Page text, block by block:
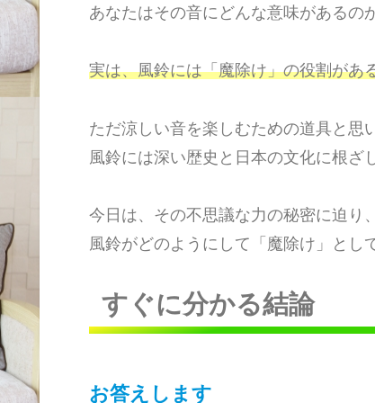
あなたはその音にどんな意味があるの
実は、風鈴には「魔除け」の役割があ
ただ涼しい音を楽しむための道具と思
風鈴には深い歴史と日本の文化に根ざ
今日は、その不思議な力の秘密に迫り、
風鈴がどのようにして「魔除け」とし
すぐに分かる結論
お答えします